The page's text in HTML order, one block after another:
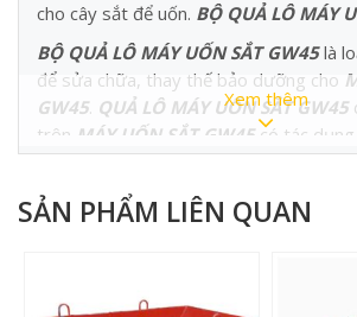
cho cây sắt để uốn. BỘ QUẢ LÔ MÁY
BỘ QUẢ LÔ MÁY UỐN SẮT GW45là
để sửa chữa, thay thế bảo dưỡng cho
GW45. QUẢ LÔ MÁY UỐN SẮT GW45
trên MÁY UỐN SẮT GW45 có tác
cây sắt để uốn.BỘ QUẢ LÔ MÁY UỐN
chế tạo bằng thép có độ bền cơ học rất
dụng rộng rãi trong nghành xây dựng.
Xem thêm
SẢN PHẨM LIÊN QUAN